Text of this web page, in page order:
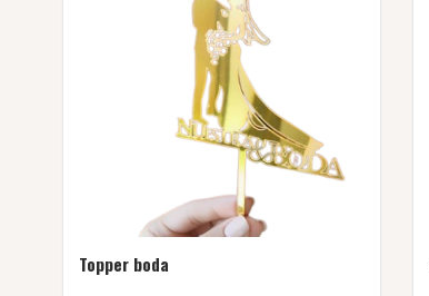
Topper boda